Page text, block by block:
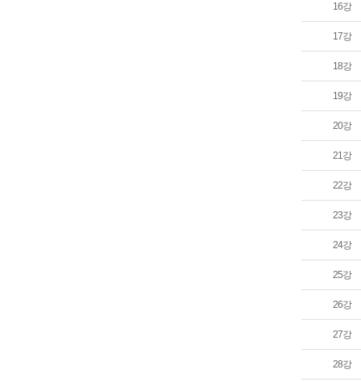
16강
17강
18강
19강
20강
21강
22강
23강
24강
25강
26강
27강
28강